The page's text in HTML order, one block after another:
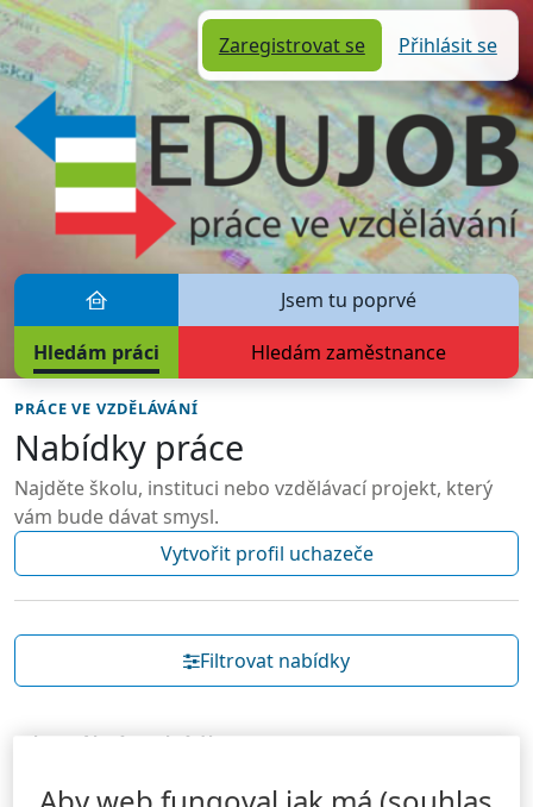
Zaregistrovat se Přihlásit se
Úvodní stránka
Jsem tu poprvé
Hledám práci
Hledám zaměstnance
PRÁCE VE VZDĚLÁVÁNÍ
Nabídky práce
Najděte školu, instituci nebo vzdělávací projekt, který
vám bude dávat smysl.
Vytvořit profil uchazeče
Filtrovat nabídky
Aktuální nabídky